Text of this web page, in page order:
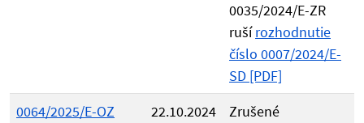
0035/2024/E-ZR
rušírozhodnutie
číslo 0007/2024/E-
SD [PDF]
0064/2025/E-OZ
22.10.2024
Zrušené